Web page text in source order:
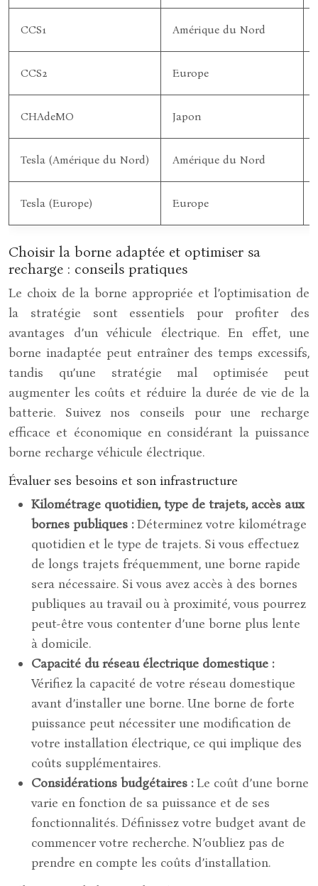
CCS1 Amérique du Nord
CCS2 Europe
CHAdeMO Japon
Tesla (Amérique du Nord) Amérique du Nord
Tesla (Europe) Europe
Choisir la borne adaptée et optimiser sa
recharge : conseils pratiques
Le choix de la borne appropriée et l’optimisation de
la stratégie sont essentiels pour profiter des
avantages d’un véhicule électrique. En effet, une
borne inadaptée peut entraîner des temps excessifs,
tandis qu’une stratégie mal optimisée peut
augmenter les coûts et réduire la durée de vie de la
batterie. Suivez nos conseils pour une recharge
efficace et économique en considérant la puissance
borne recharge véhicule électrique.
Évaluer ses besoins et son infrastructure
Kilométrage quotidien, type de trajets, accès aux
bornes publiques :Déterminez votre kilométrage
quotidien et le type de trajets. Si vous effectuez
de longs trajets fréquemment, une borne rapide
sera nécessaire. Si vous avez accès à des bornes
publiques au travail ou à proximité, vous pourrez
peut-être vous contenter d’une borne plus lente
à domicile.
Capacité du réseau électrique domestique :
Vérifiez la capacité de votre réseau domestique
avant d’installer une borne. Une borne de forte
puissance peut nécessiter une modification de
votre installation électrique, ce qui implique des
coûts supplémentaires.
Considérations budgétaires :Le coût d’une borne
varie en fonction de sa puissance et de ses
fonctionnalités. Définissez votre budget avant de
commencer votre recherche. N’oubliez pas de
prendre en compte les coûts d’installation.